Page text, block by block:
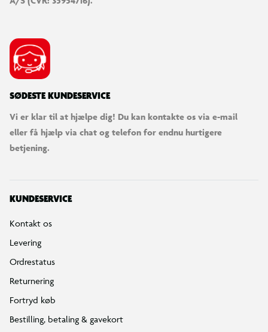
SØDESTE KUNDESERVICE
Vi er klar til at hjælpe dig! Du kan kontakte os via e-mail
eller få hjælp via chat og telefon for endnu hurtigere
betjening.
KUNDESERVICE
Kontakt os
Levering
Ordrestatus
Returnering
Fortryd køb
Bestilling, betaling & gavekort